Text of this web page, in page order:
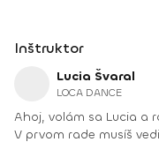
Inštruktor
Lucia Švaral
LOCA DANCE
Ahoj, volám sa Lucia a rada by som sa ti trošku predstavila.
V prvom rade musíš